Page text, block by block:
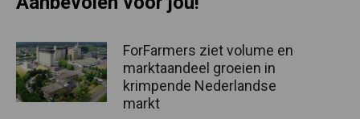
ForFarmers ziet volume en
marktaandeel groeien in
krimpende Nederlandse
markt